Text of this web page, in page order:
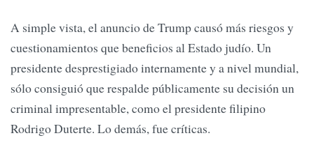
A simple vista, el anuncio de Trump causó más riesgos y
cuestionamientos que beneficios al Estado judío. Un
presidente desprestigiado internamente y a nivel mundial,
sólo consiguió que respalde públicamente su decisión un
criminal impresentable, como el presidente filipino
Rodrigo Duterte. Lo demás, fue críticas.